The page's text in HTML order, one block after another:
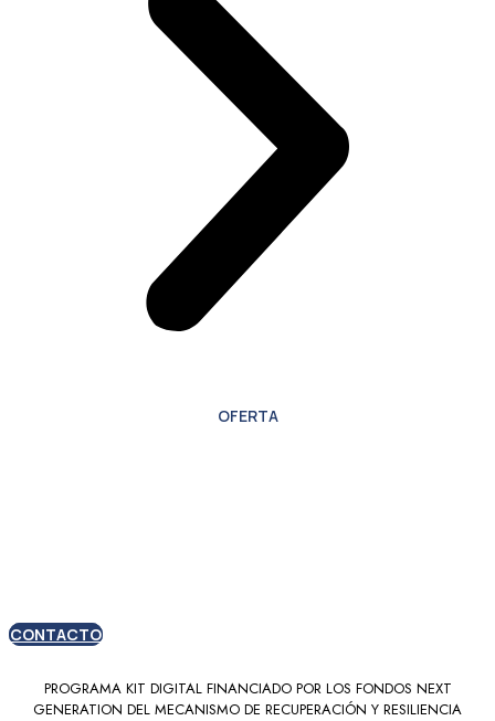
OFERTA
CONTACTO
PROGRAMA KIT DIGITAL FINANCIADO POR LOS FONDOS NEXT
GENERATION DEL MECANISMO DE RECUPERACIÓN Y RESILIENCIA